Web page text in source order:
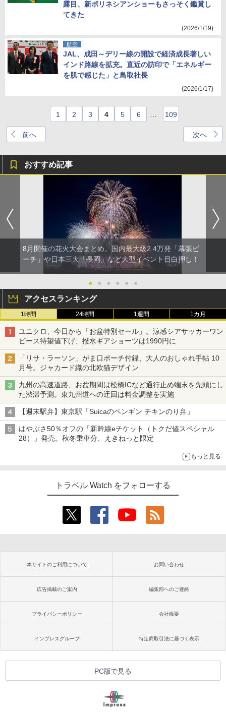
露目、新ポリネシアンショーもさっそく鑑賞し
てきた
(2026/1/19)
航空
JAL、成田～デリー線の開設で経済成長著しい
インド路線を拡充。直近の訪印で「エネルギー
を肌で感じた」と鳥取社長
(2026/1/17)
前へ
1 2 3 4 5 6 109
次へ
おすすめ記事
8月開催の花火大会まとめ。国内最大級2.4万発「幕張ビ
ーチ」や日本三大「長岡」など大型イベント目白押し！
● ● ● ● ● ●
アクセスランキング
1時間 24時間 1週間 1カ月
ユニクロ、今日から「お盆特別セール」。涼感シアサッカーワン
ピース待望値下げ、撥水ギアショーツは1990円に
「リサ・ラーソン」がま口ポーチ付録、大人のおしゃれ手帖 10
月号。ジャカード織の北欧猫デザイン
九州の高速道路、お盆期間は松橋ICなど通行止め端末を先頭にし
た渋滞予測。東九州道への迂回は料金調整を実施
【週末駅弁】東京駅「Suicaのペンギン チキンのり弁」
はやぶさ50％オフの「新幹線eチケット（トクだ値スペシャル
28）」発売。秋冬乗車分、えきねっと限定
もっと見る
トラベル Watch をフォローする
本サイトのご利用について お問い合わせ
広告掲載のご案内 編集部へのご連絡
プライバシーポリシー 会社概要
インプレスグループ 特定商取引法に基づく表示
PC版で見る